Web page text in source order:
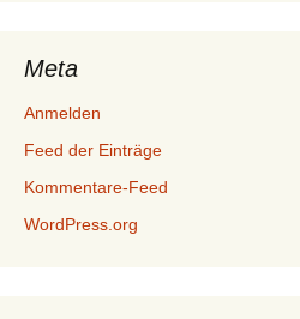
Meta
Anmelden
Feed der Einträge
Kommentare-Feed
WordPress.org